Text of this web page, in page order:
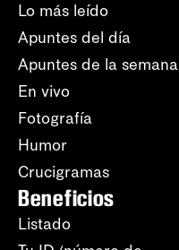
Lo más leído
Apuntes del día
Apuntes de la semana
En vivo
Fotografía
Humor
Crucigramas
Beneficios
Listado